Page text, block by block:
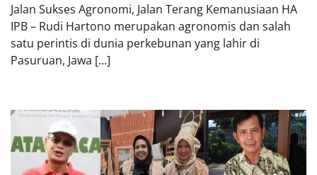
Jalan Sukses Agronomi, Jalan Terang Kemanusiaan HA
IPB – Rudi Hartono merupakan agronomis dan salah
satu perintis di dunia perkebunan yang lahir di
Pasuruan, Jawa […]